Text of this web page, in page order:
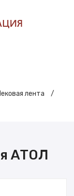
лента
/
АТОЛ